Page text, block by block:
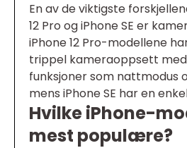
En av de viktigste
12 Pro og iPhone SE er
iPhone 12 Pro-modellene
trippel kameraoppsett
funksjoner som nattmodus
mens iPhone SE har en
Hvilke iPhone-
mest populære?